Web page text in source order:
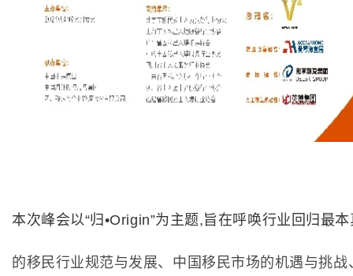
本次峰会以“归•Origin”为主题,旨在呼唤行业回归最
的移民行业规范与发展、中国移民市场的机遇与挑